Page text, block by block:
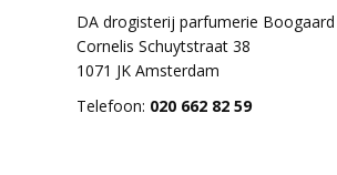
DA drogisterij parfumerie Boogaard
Cornelis Schuytstraat 38
1071 JK Amsterdam
Telefoon: 020 662 82 59